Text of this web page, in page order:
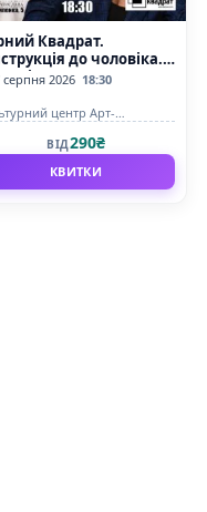
Квадрат.
до чоловіка.
щастя»
серпня 2026 18:30
центр Арт-
ВІД290₴
КВИТКИ